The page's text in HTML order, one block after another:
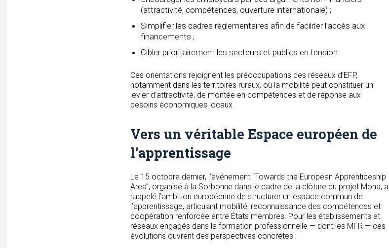
(attractivité, compétences, ouverture internationale) ;
Simplifier les cadres réglementaires afin de faciliter l’accès aux
financements ;
Cibler prioritairement les secteurs et publics en tension.
Ces orientations rejoignent les préoccupations des réseaux d’EFP,
notamment dans les territoires ruraux, où la mobilité peut constituer un
levier d’attractivité, de montée en compétences et de réponse aux
besoins économiques locaux.
Vers un véritable Espace européen de
l’apprentissage
Le 15 octobre dernier, l’événement “Towards the European Apprenticeship
Area”, organisé à la Sorbonne dans le cadre de la clôture du projet Mona, a
rappelé l’ambition européenne de structurer un espace commun de
l’apprentissage, articulant mobilité, reconnaissance des compétences et
coopération renforcée entre États membres. Pour les établissements et
réseaux engagés dans la formation professionnelle — dont les MFR — ces
évolutions ouvrent des perspectives concrètes :